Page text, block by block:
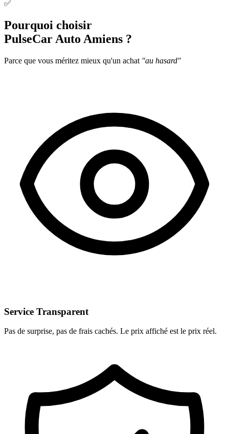
✅
Pourquoi choisir
PulseCar Auto Amiens ?
Parce que vous méritez mieux qu'un achat "au hasard"
Service Transparent
Pas de surprise, pas de frais cachés. Le prix affiché est le prix réel.